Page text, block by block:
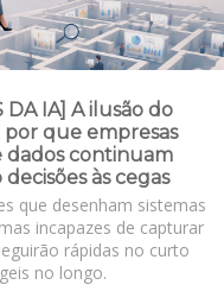
DA IA] A ilusão do
que empresas
dados continuam
às cegas
que desenham sistemas
incapazes de capturar
rápidas no curto
no longo.